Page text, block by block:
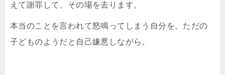
えて謝罪して、その場を去ります。
本当のことを言われて怒鳴ってしまう自分を、ただの
子どものようだと自己嫌悪しながら。